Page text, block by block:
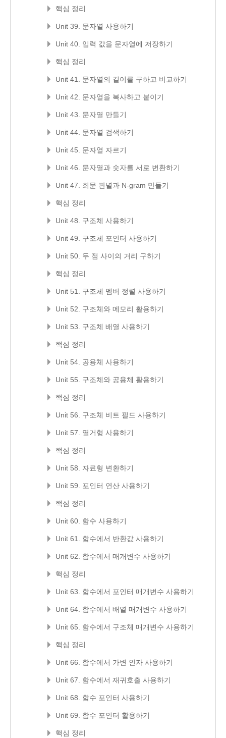
핵심 정리
Unit 39. 문자열 사용하기
Unit 40. 입력 값을 문자열에 저장하기
핵심 정리
Unit 41. 문자열의 길이를 구하고 비교하기
Unit 42. 문자열을 복사하고 붙이기
Unit 43. 문자열 만들기
Unit 44. 문자열 검색하기
Unit 45. 문자열 자르기
Unit 46. 문자열과 숫자를 서로 변환하기
Unit 47. 회문 판별과 N-gram 만들기
핵심 정리
Unit 48. 구조체 사용하기
Unit 49. 구조체 포인터 사용하기
Unit 50. 두 점 사이의 거리 구하기
핵심 정리
Unit 51. 구조체 멤버 정렬 사용하기
Unit 52. 구조체와 메모리 활용하기
Unit 53. 구조체 배열 사용하기
핵심 정리
Unit 54. 공용체 사용하기
Unit 55. 구조체와 공용체 활용하기
핵심 정리
Unit 56. 구조체 비트 필드 사용하기
Unit 57. 열거형 사용하기
핵심 정리
Unit 58. 자료형 변환하기
Unit 59. 포인터 연산 사용하기
핵심 정리
Unit 60. 함수 사용하기
Unit 61. 함수에서 반환값 사용하기
Unit 62. 함수에서 매개변수 사용하기
핵심 정리
Unit 63. 함수에서 포인터 매개변수 사용하기
Unit 64. 함수에서 배열 매개변수 사용하기
Unit 65. 함수에서 구조체 매개변수 사용하기
핵심 정리
Unit 66. 함수에서 가변 인자 사용하기
Unit 67. 함수에서 재귀호출 사용하기
Unit 68. 함수 포인터 사용하기
Unit 69. 함수 포인터 활용하기
핵심 정리